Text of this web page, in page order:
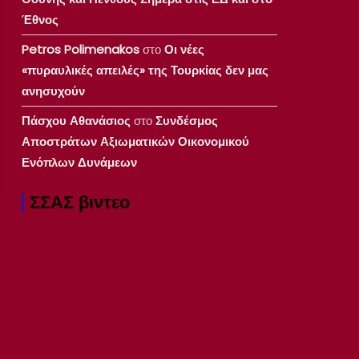
Έθνος
Petros PolimenakosστοΟι νέες
«πυραυλικές απειλές» της Τουρκίας δεν μας
ανησυχούν
Πάσχου Αθανάσιος στοΣυνδέσμος
Αποστράτων Αξιωματικών Οικονομικού
Ενόπλων Δυνάμεων
ΣΣΑΣ βιντεο